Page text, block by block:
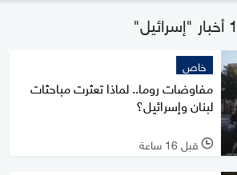
خاص
مفاوضات روما.. لماذا تعثرت مباحثات
لبنان وإسرائيل؟
l قبل 16 ساعة